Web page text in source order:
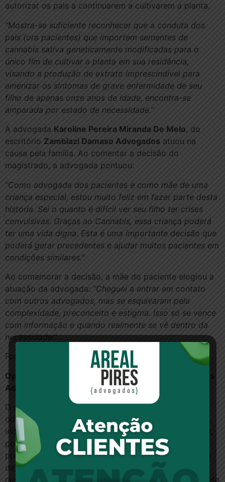
autorizar os pais a continuarem a cultivarem a planta.
“Mostra-se suficiente reconhecer que a conduta dos
pais (ora pacientes) que importem sementes de
cannabis sativa geneticamente modificadas para o
único fim de cultivar a planta em sua residência,
visando a produção de extrato imprescindível para
amenizar os sintomas de grave enfermidade de seu
filho de apenas onze anos de idade, encontra-se
amparada por estado de necessidade.”
A advogada Karoline Pereira Miranda De Melo, do
escritório Zambiazi Damaso Advogados atuou na
causa pela família. Ao comentar a decisão do
magistrado, a advogada pontuou:
“Como advogada dos pacientes e como mãe de uma
criança especial, estou muito feliz em fazer parte desta
história. Sei o quanto é difícil ver seu filho ter crises
convulsivas. Graças ao Cannabis, essa criança poderá
ter uma vida digna. Esta é uma importante decisão que
poderá gerar precedentes e ajudar muitos pacientes em
condições similares.”
Ao comemorar a decisão, a mãe do paciente elogiou a
atuação da advogada: “Cheguei a entrar em contato
com outros advogados, mas se esquivaram pela
complexidade, preconceito e estigma. Isso só se vence
com informação e quando realmente se vê dentro da
necessidade.”
Fonte:
Opinião, Por Daiane Aragão, advogada. Da Areal Pires
Advogados
O uso medicinal da maconha é um tema que, vez ou
outra, volta a ser discutido por governantes, médicos,
indústrias e pacientes. Remédios à base de
por exemplo, podem ser importados mediante
prescrição médica e autorização da Agência Nacional
de Vigilância Sanitária ( Anvisa ). Mas, devido ao alto
custo, demora e burocracia para consegui-los, o debate